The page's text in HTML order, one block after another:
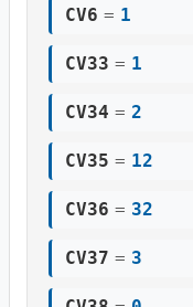
CV6 = 1
CV33 = 1
CV34 = 2
CV35 = 12
CV36 = 32
CV37 = 3